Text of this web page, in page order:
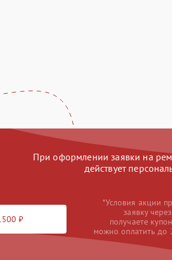
При оформлении заявки на
действует
₽
*Условия акции
заявку
получаете
можно оплатить до